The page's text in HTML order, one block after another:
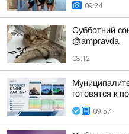
09:24
Субботний
@ampravda
08:12
готовятся к
09:57